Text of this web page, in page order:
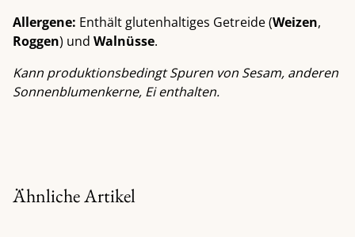
Allergene: Enthält glutenhaltiges Getreide (Weizen,
Roggen) und Walnüsse.
Kann produktionsbedingt Spuren von Sesam, anderen
Sonnenblumenkerne, Ei enthalten.
Ähnliche Artikel